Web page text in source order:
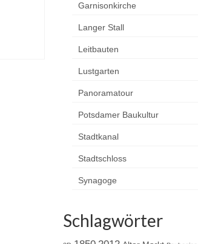
Garnisonkirche
Langer Stall
Leitbauten
Lustgarten
Panoramatour
Potsdamer Baukultur
Stadtkanal
Stadtschloss
Synagoge
Schlagwörter